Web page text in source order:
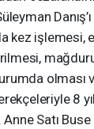
kez işlemesi,
olması
8
Anne Satı